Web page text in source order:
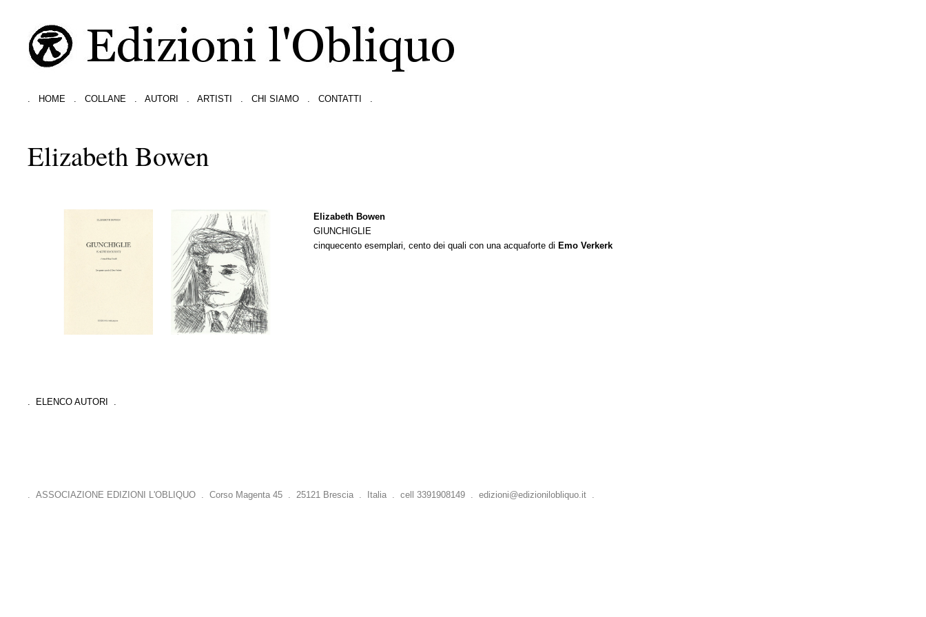
. HOME . COLLANE . AUTORI . ARTISTI . CHI SIAMO . CONTATTI .
Elizabeth Bowen
Elizabeth Bowen
GIUNCHIGLIE
cinquecento esemplari, cento dei quali con una acquaforte di Emo Verkerk
. ELENCO AUTORI .
. ASSOCIAZIONE EDIZIONI L'OBLIQUO . Corso Magenta 45 . 25121 Brescia . Italia . cell 3391908149 .edizioni@edizionilobliquo.it .